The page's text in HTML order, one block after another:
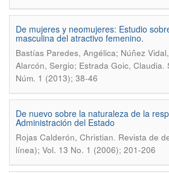
De mujeres y neomujeres: Estudio
masculina del atractivo femenino.
Bastías Paredes, Angélica; Núñez
Alarcón, Sergio; Estrada Goic, Claudia.
Núm. 1 (2013); 38-46
De nuevo sobre la naturaleza de la
Administración del Estado
Rojas Calderón, Christian. Revista de
línea); Vol. 13 No. 1 (2006); 201-206